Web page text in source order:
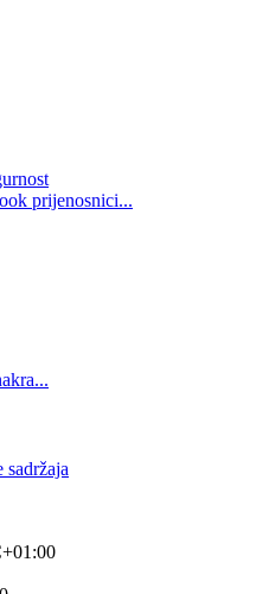
prijenosnici...